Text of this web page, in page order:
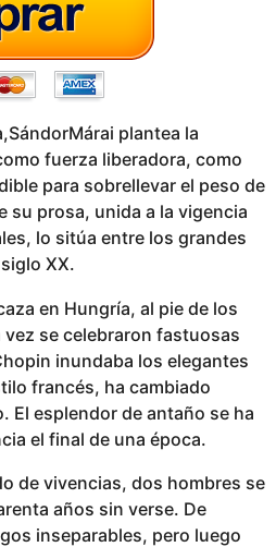
plantea la
fuerza liberadora, como
para sobrellevar el peso de
su prosa, unida a la vigencia
lo sitúa entre los grandes
XX.
en Hungría, al pie de los
se celebraron fastuosas
inundaba los elegantes
francés, ha cambiado
El esplendor de antaño se ha
el final de una época.
de vivencias, dos hombres se
años sin verse. De
inseparables, pero luego